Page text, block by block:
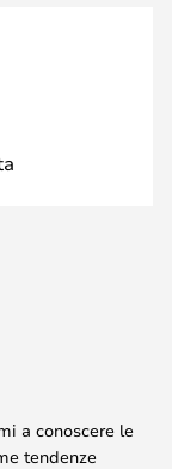
a conoscere le
tendenze